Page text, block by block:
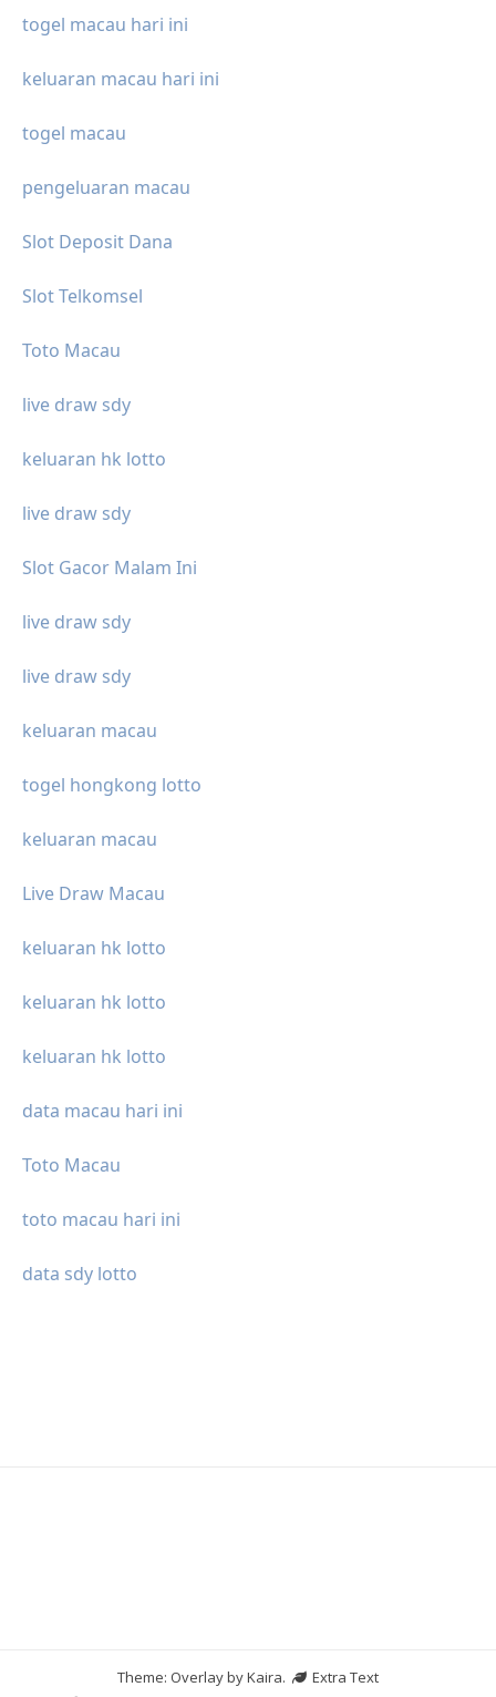
togel macau hari ini
keluaran macau hari ini
togel macau
pengeluaran macau
Slot Deposit Dana
Slot Telkomsel
Toto Macau
live draw sdy
keluaran hk lotto
live draw sdy
Slot Gacor Malam Ini
live draw sdy
live draw sdy
keluaran macau
togel hongkong lotto
keluaran macau
Live Draw Macau
keluaran hk lotto
keluaran hk lotto
keluaran hk lotto
data macau hari ini
Toto Macau
toto macau hari ini
data sdy lotto
Theme: Overlay byKaira.
Extra Text